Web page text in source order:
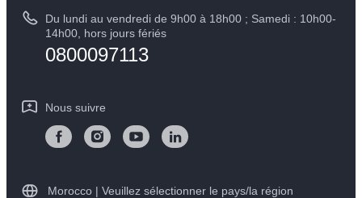
Tous les modèles
Mise à jour du système
L'état d'avancement de la réparation
Instructions de garantie vivo
À propos de vivo
Du lundi au vendredi de 9h00 à 18h00 ; Samedi : 10h00-
14h00, hors jours fériés
0800097113
Nous suivre
Morocco | Veuillez sélectionner le pays/la région